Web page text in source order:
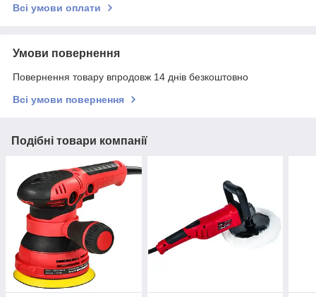
Всі умови оплати
Умови повернення
Повернення товару впродовж 14 днів безкоштовно
Всі умови повернення
Подібні товари компанії